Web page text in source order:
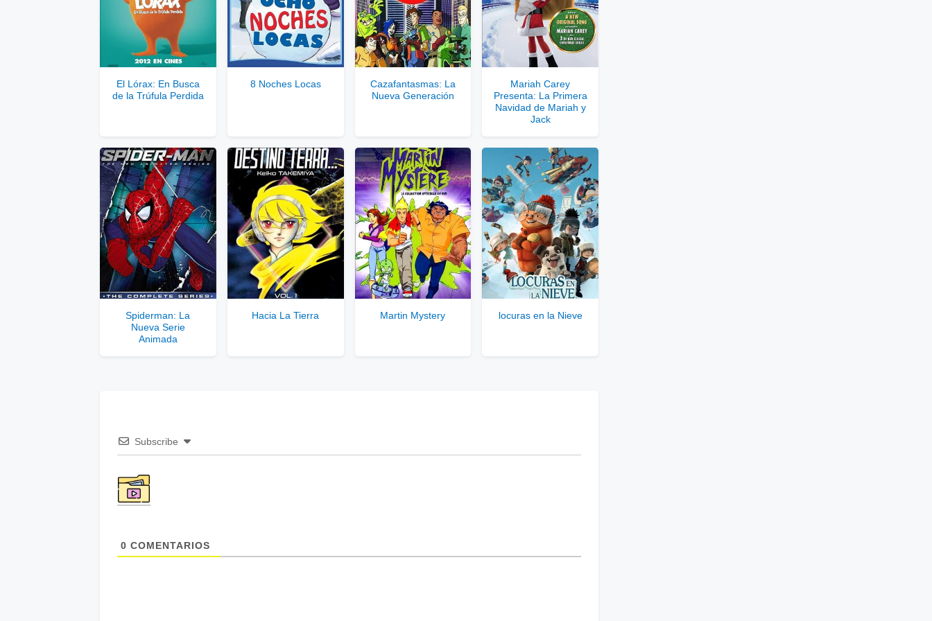
Ver Enlaces Privados VIP
Servidores directos
Comprar Cuenta VIP Aquí!
El Lórax: En Busca
de la Trúfula Perdida
8 Noches Locas
Cazafantasmas: La
Nueva Generación
Mariah Carey
Presenta: La Primera
Navidad de Mariah y
Jack
Spiderman: La
Nueva Serie
Animada
Hacia La Tierra Martin Mystery locuras en la Nieve
Subscribe
0 COMENTARIOS